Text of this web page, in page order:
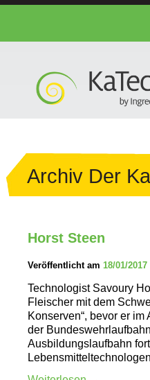
Archiv Der
Horst Steen
Veröffentlicht am 18/01/2017
Technologist Savoury
Fleischer mit dem
Konserven“, bevor er
der
Ausbildungslaufbahn